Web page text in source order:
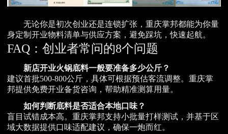
无论你是初次创业还是连锁扩张，重庆掌邦都能为你量
身定制开业物料清单与供应方案，避免踩坑，快速起航。
FAQ：创业者常问的8个问题
新店开业火锅底料一般要准备多少公斤？
建议首批500-800公斤，具体可根据预估客流调整。重庆掌
邦提供免费开业备货咨询，帮助精准测算用量。
如何判断底料是否适合本地口味？
盲目试错成本高。重庆掌邦支持小批量打样测试，并基于区
域大数据提供口味适配建议，确保一炮而红。